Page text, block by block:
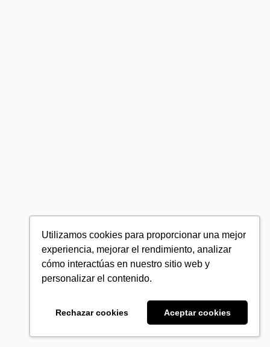
Utilizamos cookies para proporcionar una mejor
experiencia, mejorar el rendimiento, analizar
cómo interactúas en nuestro sitio web y
personalizar el contenido.
Rechazar cookies Aceptar cookies